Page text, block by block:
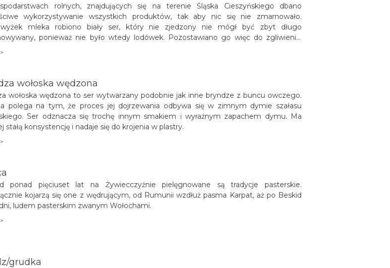
rolnych, znajdujących się na terenie Śląska Cieszyńskiego dbano
wykorzystywanie wszystkich produktów, tak aby nic się nie zmarnowało.
mleka robiono biały ser, który nie zjedzony nie mógł być zbyt długo
ponieważ nie było wtedy lodówek. Pozostawiano go więc do zgliwienia,
wołoska wędzona
wołoska wędzona to ser wytwarzany podobnie jak inne bryndze z buncu owczego.
polega na tym, że proces jej dojrzewania odbywa się w zimnym dymie szałasu
Ser odznacza się trochę innym smakiem i wyraźnym zapachem dymu. Ma
stałą konsystencję i nadaje się do krojenia w plastry.
ponad pięciuset lat na Żywiecczyźnie pielęgnowane są tradycje pasterskie.
kojarzą się one z wędrującym, od Rumunii wzdłuż pasma Karpat, aż po Beskid
ludem pasterskim zwanym Wołochami.
grudka